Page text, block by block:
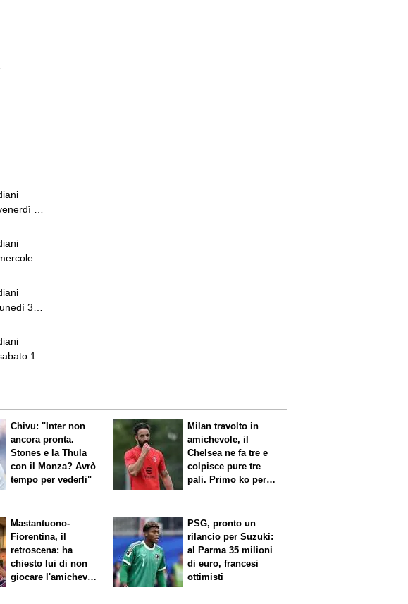
7
3
1
Chivu: "Inter non
ancora pronta.
Stones e la Thula
con il Monza? Avrò
tempo per vederli"
Milan travolto in
amichevole, il
Chelsea ne fa tre e
colpisce pure tre
pali. Primo ko per
Mastantuono-
Fiorentina, il
retroscena: ha
chiesto lui di non
giocare l'amichevole
PSG, pronto un
rilancio per Suzuki:
al Parma 35 milioni
di euro, francesi
ottimisti